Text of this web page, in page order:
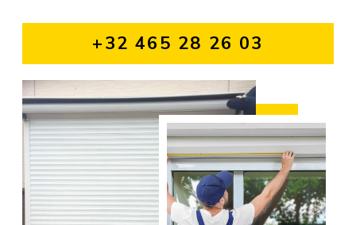
+32 465 28 26 03